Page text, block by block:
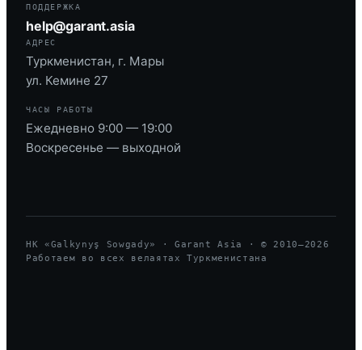
ПОДДЕРЖКА
help@garant.asia
АДРЕС
Туркменистан, г. Мары
ул. Кемине 27
ЧАСЫ РАБОТЫ
Ежедневно 9:00 — 19:00
Воскресенье — выходной
HK «Galkynyş Sowgady» · Garant Asia · © 2010—2026
Работаем во всех велаятах Туркменистана